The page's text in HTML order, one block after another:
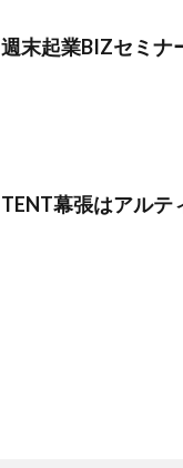
週末起業BIZセミナ
TENT幕張はアルテ